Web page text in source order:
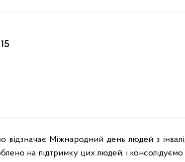
15
Міжнародний день людей з
на підтримку цих людей, і консолідуємо